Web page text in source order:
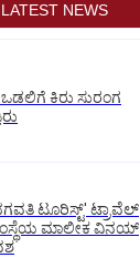
LATEST NEWS
ಒಡಲಿಗೆ ಕಿರು ಸುರಂಗ
ಟೂರಿಸ್ಟ್' ಟ್ರಾವೆಲ್
ಮಾಲೀಕ ವಿನಯ್